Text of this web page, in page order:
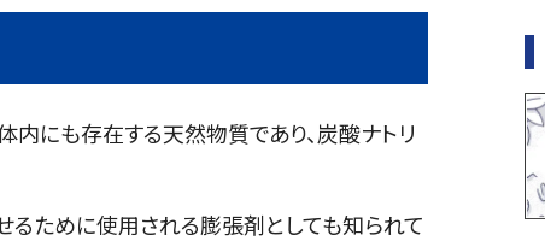
内にも存在する天然物質であり、炭酸ナトリ
るために使用される膨張剤としても知られて